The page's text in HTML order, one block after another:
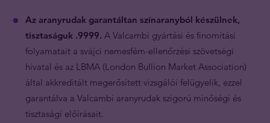
Az aranyrudak garantáltan színaranyból készülnek,
tisztaságuk .9999. A Valcambi gyártási és finomítási
folyamatait a svájci nemesfém-ellenőrzési szövetségi
hivatal és az LBMA (London Bullion Market Association)
által akkreditált megerősített vizsgálói felügyelik, ezzel
garantálva a Valcambi aranyrudak szigorú minőségi és
tisztasági előírásait.